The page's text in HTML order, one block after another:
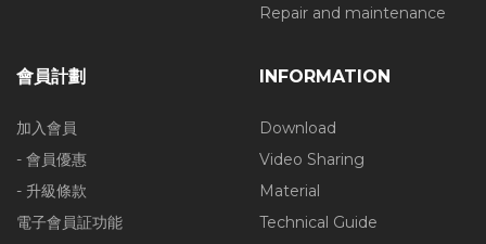
Repair and maintenance
會員計劃
加入會員
- 會員優惠
- 升級條款
電子會員証功能
INFORMATION
Download
Video Sharing
Material
Technical Guide